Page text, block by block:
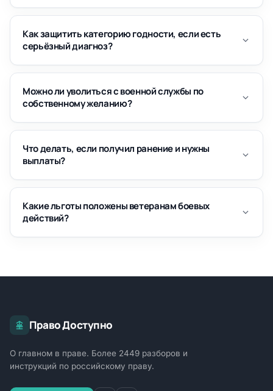
Как защитить категорию годности, если есть
серьёзный диагноз?
Можно ли уволиться с военной службы по
собственному желанию?
Что делать, если получил ранение и нужны
выплаты?
Какие льготы положены ветеранам боевых
действий?
Право Доступно
О главном в праве. Более 2449 разборов и
инструкций по российскому праву.